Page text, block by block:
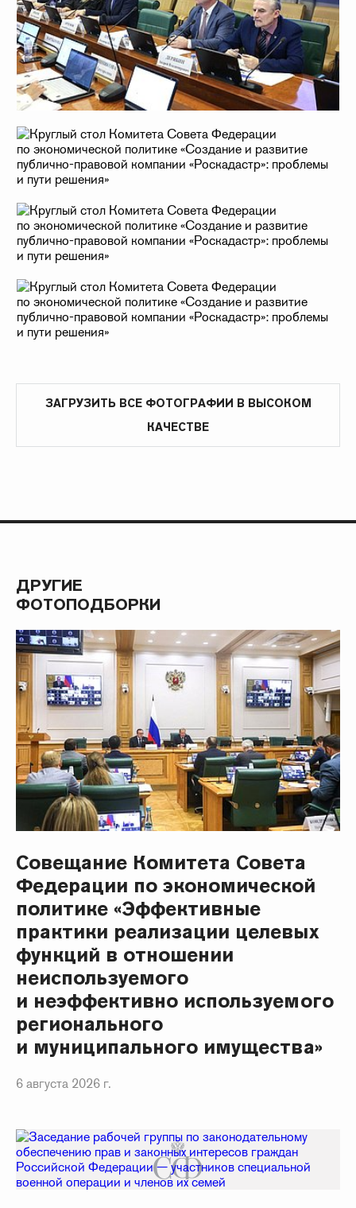
ЗАГРУЗИТЬ ВСЕ ФОТОГРАФИИ В ВЫСОКОМ
КАЧЕСТВЕ
ДРУГИЕ
ФОТОПОДБОРКИ
Совещание Комитета Совета
Федерации по экономической
политике «Эффективные
практики реализации целевых
функций в отношении
неиспользуемого
и неэффективно используемого
регионального
и муниципального имущества»
6 августа 2026 г.